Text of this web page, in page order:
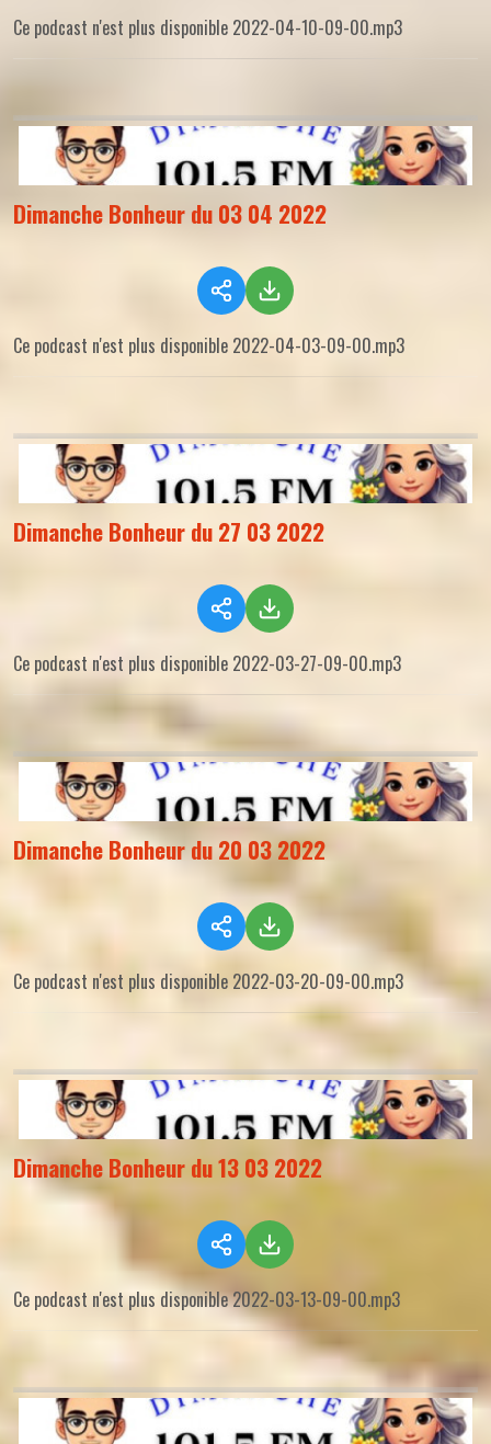
Ce podcast n'est plus disponible 2022-04-10-09-00.mp3
Dimanche Bonheur du 03 04 2022
Ce podcast n'est plus disponible 2022-04-03-09-00.mp3
Dimanche Bonheur du 27 03 2022
Ce podcast n'est plus disponible 2022-03-27-09-00.mp3
Dimanche Bonheur du 20 03 2022
Ce podcast n'est plus disponible 2022-03-20-09-00.mp3
Dimanche Bonheur du 13 03 2022
Ce podcast n'est plus disponible 2022-03-13-09-00.mp3